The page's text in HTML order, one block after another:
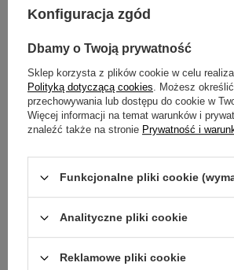
Zobacz inne
producenta
Konfiguracja zgód
Dbamy o Twoją prywatność
Sklep korzysta z plików cookie w celu
Polityką dotyczącą cookies. Możesz
przechowywania lub dostępu do cookie w
Więcej informacji na temat warunków i
znaleźć także na stronie Prywatność i
Funkcjonalne pliki cookie
Analityczne pliki cookie
Reklamowe pliki cookie